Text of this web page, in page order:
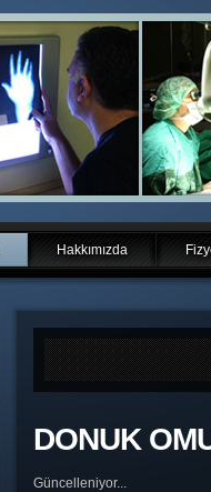
Hakkımızda
DONUK
Güncelleniyor...